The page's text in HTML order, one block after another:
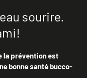
sourire.
la prévention est
bonne santé bucco-